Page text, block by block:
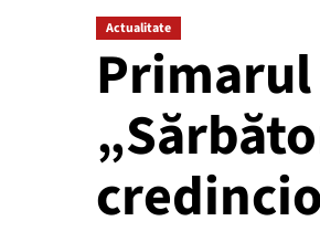
Actualitate
Primarul